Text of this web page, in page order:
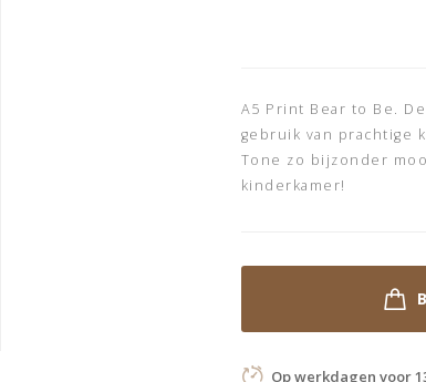
A5 Print Bear to Be.
gebruik van prachtige
Tone zo bijzonder
kinderkamer!
Op werkdagen voor